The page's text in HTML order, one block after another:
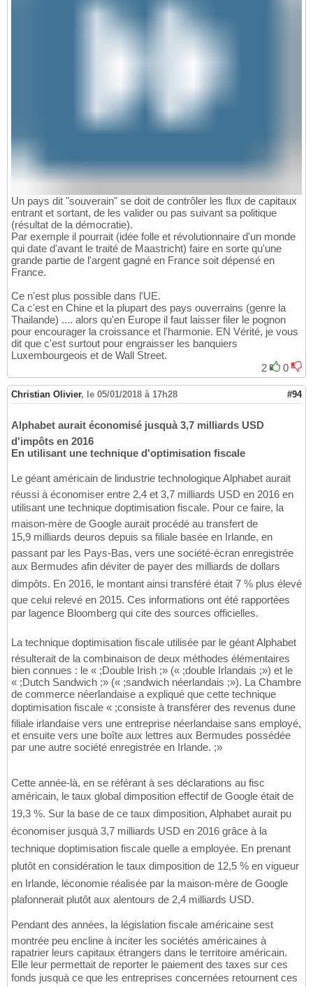
Un pays dit "souverain" se doit de contrôler les flux de capitaux
entrant et sortant, de les valider ou pas suivant sa politique
(résultat de la démocratie).
Par exemple il pourrait (idée folle et révolutionnaire d'un monde
qui date d'avant le traité de Maastricht) faire en sorte qu'une
grande partie de l'argent gagné en France soit dépensé en
France.
Ce n'est plus possible dans l'UE.
Ca c'est en Chine et la plupart des pays ouverrains (genre la
Thailande) .... alors qu'en Europe il faut laisser filer le pognon
pour encourager la croissance et l'harmonie. EN Vérité, je vous
dit que c'est surtout pour engraisser les banquiers
Luxembourgeois et de Wall Street.
2
0
Christian Olivier, le 05/01/2018 à 17h28 #94
Alphabet aurait économisé jusquà 3,7 milliards USD
d'impôts en 2016
En utilisant une technique d'optimisation fiscale
Le géant américain de lindustrie technologique Alphabet aurait
réussi à économiser entre 2,4 et 3,7 milliards USD en 2016 en
utilisant une technique doptimisation fiscale. Pour ce faire, la
maison-mère de Google aurait procédé au transfert de
15,9 milliards deuros depuis sa filiale basée en Irlande, en
passant par les Pays-Bas, vers une société-écran enregistrée
aux Bermudes afin déviter de payer des milliards de dollars
dimpôts. En 2016, le montant ainsi transféré était 7 % plus élevé
que celui relevé en 2015. Ces informations ont été rapportées
par lagence Bloomberg qui cite des sources officielles.
La technique doptimisation fiscale utilisée par le géant Alphabet
résulterait de la combinaison de deux méthodes élémentaires
bien connues : le « ;Double Irish ;» (« ;double Irlandais ;») et le
« ;Dutch Sandwich ;» (« ;sandwich néerlandais ;»). La Chambre
de commerce néerlandaise a expliqué que cette technique
doptimisation fiscale « ;consiste à transférer des revenus dune
filiale irlandaise vers une entreprise néerlandaise sans employé,
et ensuite vers une boîte aux lettres aux Bermudes possédée
par une autre société enregistrée en Irlande. ;»
Cette année-là, en se référant à ses déclarations au fisc
américain, le taux global dimposition effectif de Google était de
19,3 %. Sur la base de ce taux dimposition, Alphabet aurait pu
économiser jusquà 3,7 milliards USD en 2016 grâce à la
technique doptimisation fiscale quelle a employée. En prenant
plutôt en considération le taux dimposition de 12,5 % en vigueur
en Irlande, léconomie réalisée par la maison-mère de Google
plafonnerait plutôt aux alentours de 2,4 milliards USD.
Pendant des années, la législation fiscale américaine sest
montrée peu encline à inciter les sociétés américaines à
rapatrier leurs capitaux étrangers dans le territoire américain.
Elle leur permettait de reporter le paiement des taxes sur ces
fonds jusquà ce que les entreprises concernées retournent ces